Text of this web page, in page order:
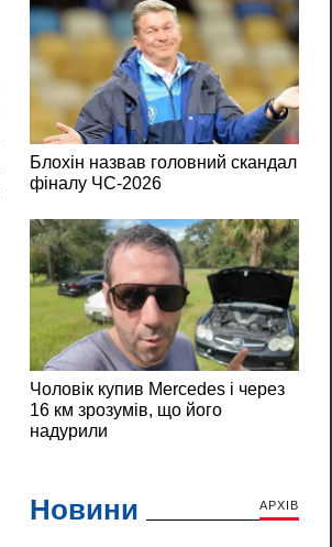
Новини АРХІВ